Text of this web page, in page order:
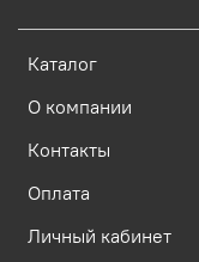
Каталог
О компании
Контакты
Оплата
Личный кабинет